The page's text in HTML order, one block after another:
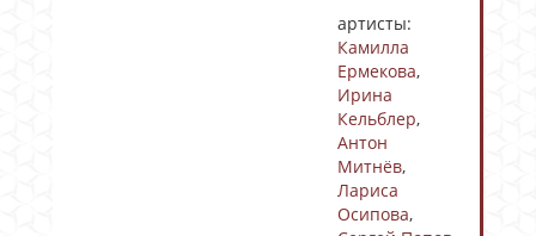
артисты:
Камилла
Ермекова,
Ирина
Кельблер,
Антон
Митнёв,
Лариса
Осипова,